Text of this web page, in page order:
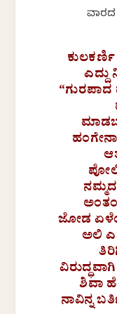
ಕುಲಕರ್ಣಿ
ಎದ್ದು
“ಗುರಪಾದ
ಜೋಡ
ಅಲಿ
ಶಿವಾ
ನಾವಿನ್ನ